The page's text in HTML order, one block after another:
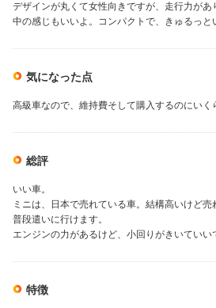
デザインが丸くて女性向きですが、走行力があ
中の感じもいいよ。コンパクトで、きゅるっと
気になった点
高級車なので、維持費そして購入するのにいく
総評
いい車。
ミニは、日本で売れている車。結構高いけど売
普段遣いに行けます。
エンジンの力があるけど、小回りがきいていい
特徴